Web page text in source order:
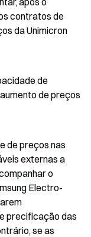
contratos de
da Unimicron
de
de preços
de preços nas
externas a
o
Electro-
precificação das
se as